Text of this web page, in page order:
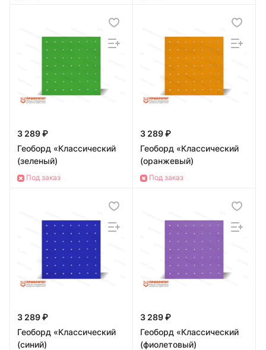
3 289 ₽
Геоборд «Классический
(зеленый)
Под заказ
3 289 ₽
Геоборд «Классический
(оранжевый)
Под заказ
3 289 ₽
Геоборд «Классический
(синий)
3 289 ₽
Геоборд «Классический
(фиолетовый)